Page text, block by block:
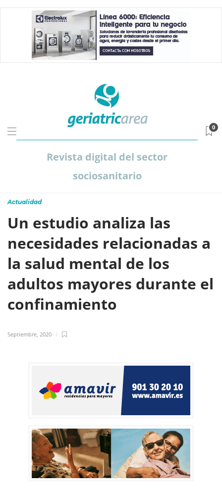
Revista digital del sector
sociosanitario
0
Actualidad
Un estudio analiza las
necesidades relacionadas a
la salud mental de los
adultos mayores durante el
confinamiento
Septiembre, 2020